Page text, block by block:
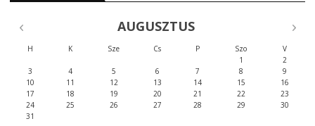
AUGUSZTUS
H K Sze Cs P Szo
V
1
2
3
4 5 6 7 8
9
10
11 12 13 14 15
16
17
18 19 20 21 22
23
24
25 26 27 28 29
30
31